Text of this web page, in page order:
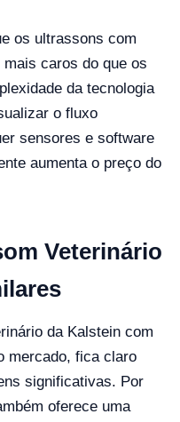
os ultrassons com
caros do que os
da tecnologia
o fluxo
sensores e software
aumenta o preço do
Veterinário
da Kalstein com
mercado, fica claro
significativas. Por
oferece uma